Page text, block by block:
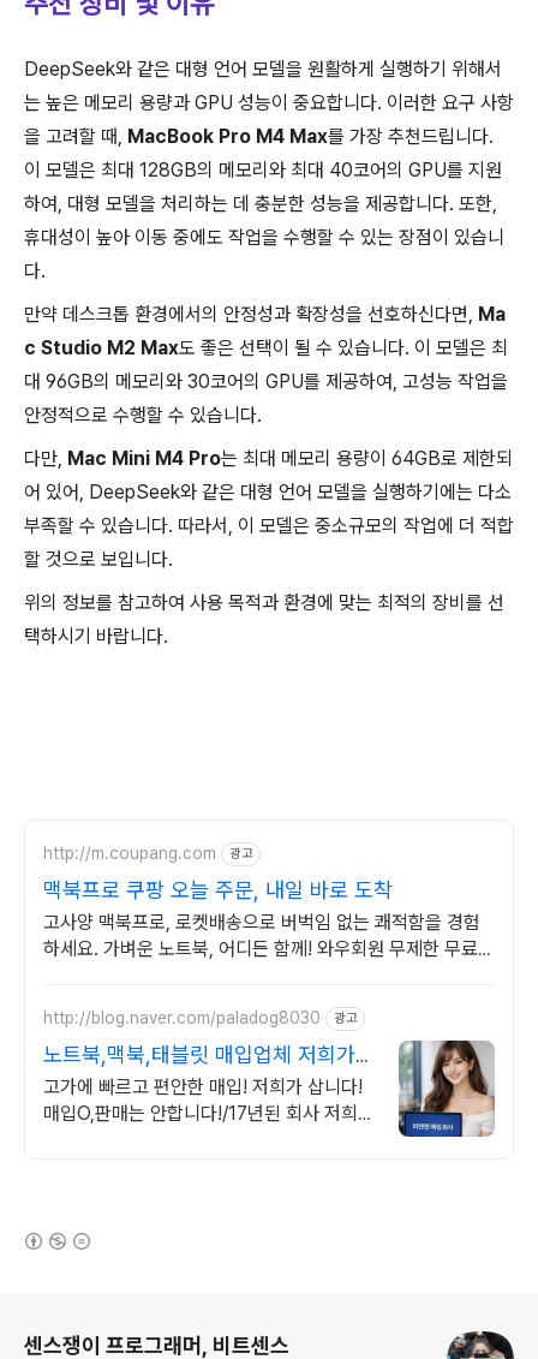
DeepSeek와 같은 대형 언어 모델을 원활하게 실행하기 위해서
는 높은 메모리 용량과 GPU 성능이 중요합니다. 이러한 요구 사항
을 고려할 때, MacBook Pro M4 Max를 가장 추천드립니다.
이 모델은 최대 128GB의 메모리와 최대 40코어의 GPU를 지원
하여, 대형 모델을 처리하는 데 충분한 성능을 제공합니다. 또한,
휴대성이 높아 이동 중에도 작업을 수행할 수 있는 장점이 있습니
다.
만약 데스크톱 환경에서의 안정성과 확장성을 선호하신다면, Ma
c Studio M2 Max도 좋은 선택이 될 수 있습니다. 이 모델은 최
대 96GB의 메모리와 30코어의 GPU를 제공하여, 고성능 작업을
안정적으로 수행할 수 있습니다.
다만, Mac Mini M4 Pro는 최대 메모리 용량이 64GB로 제한되
어 있어, DeepSeek와 같은 대형 언어 모델을 실행하기에는 다소
부족할 수 있습니다. 따라서, 이 모델은 중소규모의 작업에 더 적합
할 것으로 보입니다.
위의 정보를 참고하여 사용 목적과 환경에 맞는 최적의 장비를 선
택하시기 바랍니다.
http://m.coupang.com 광고
맥북프로 쿠팡 오늘 주문, 내일 바로 도착
고사양 맥북프로, 로켓배송으로 버벅임 없는 쾌적함을 경험
하세요. 가벼운 노트북, 어디든 함께! 와우회원 무제한 무료배
http://blog.naver.com/paladog8030 광고
노트북,맥북,태블릿 매입업체 저희가
삽니다! 매입O판매X
고가에 빠르고 편안한 매입! 저희가 삽니다!
매입O,판매는 안합니다!/17년된 회사 저희가
센스쟁이 프로그래머, 비트센스